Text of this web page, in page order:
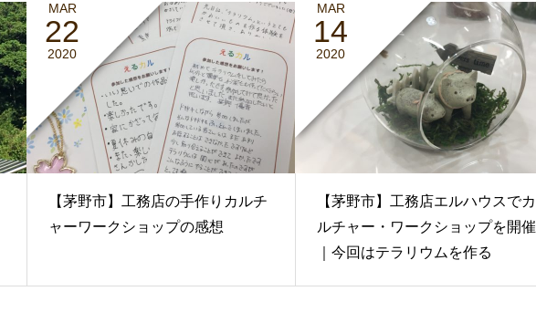
MAR
22
2020
【茅野市】工務店の手作りカルチ
ャーワークショップの感想
MAR
14
2020
【茅野市】工務店エルハウスでカ
ルチャー・ワークショップを開催
｜今回はテラリウムを作る